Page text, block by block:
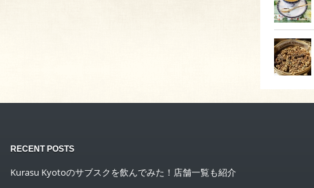
RECENT POSTS
Kurasu Kyotoのサブスクを飲んでみた！店舗一覧も紹介